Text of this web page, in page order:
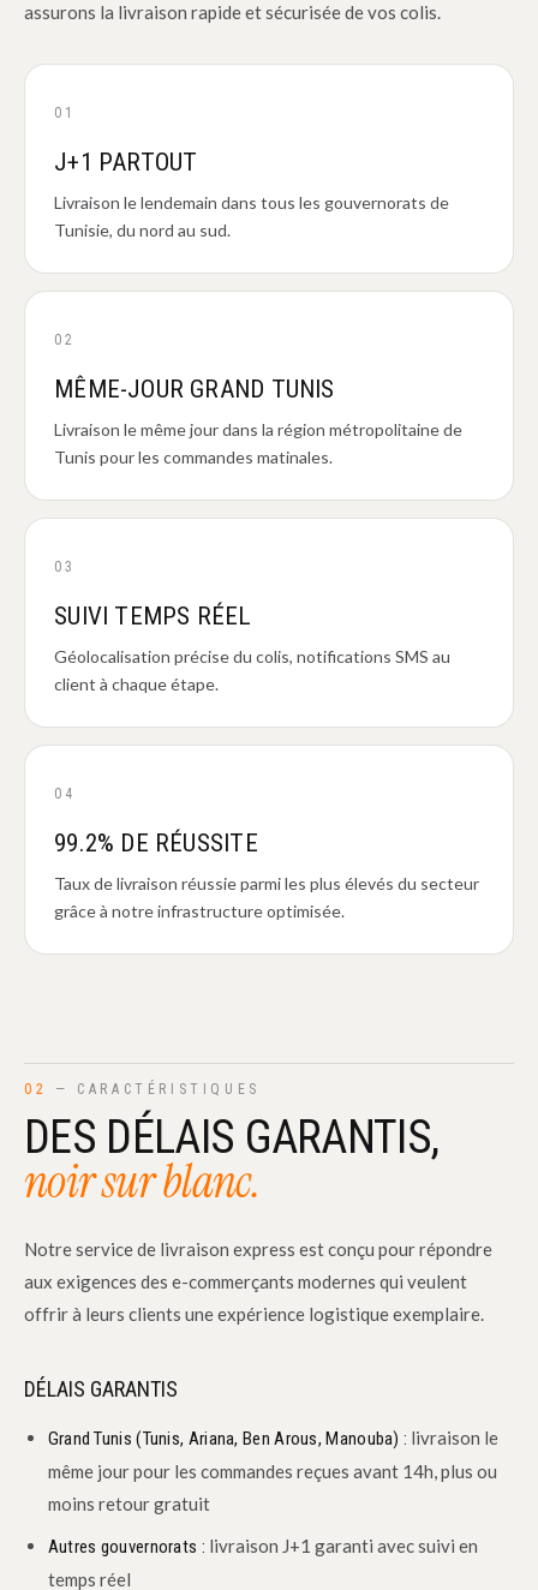
assurons la livraison rapide et sécurisée de vos colis.
01
J+1 PARTOUT
Livraison le lendemain dans tous les gouvernorats de
Tunisie, du nord au sud.
02
MÊME-JOUR GRAND TUNIS
Livraison le même jour dans la région métropolitaine de
Tunis pour les commandes matinales.
03
SUIVI TEMPS RÉEL
Géolocalisation précise du colis, notifications SMS au
client à chaque étape.
04
99.2% DE RÉUSSITE
Taux de livraison réussie parmi les plus élevés du secteur
grâce à notre infrastructure optimisée.
02 — CARACTÉRISTIQUES
DES DÉLAIS GARANTIS,
noir sur blanc.
Notre service de livraison express est conçu pour répondre
aux exigences des e-commerçants modernes qui veulent
offrir à leurs clients une expérience logistique exemplaire.
DÉLAIS GARANTIS
Grand Tunis (Tunis, Ariana, Ben Arous, Manouba) : livraison le
même jour pour les commandes reçues avant 14h, plus ou
moins retour gratuit
Autres gouvernorats : livraison J+1 garanti avec suivi en
temps réel